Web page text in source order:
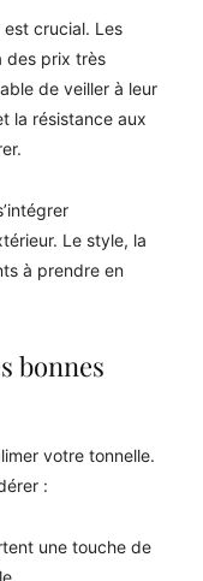
est crucial. Les
des prix très
de veiller à leur
la résistance aux
Le style, la
à prendre en
bonnes
votre tonnelle.
:
une touche de